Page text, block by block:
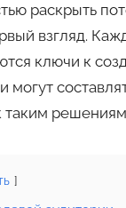
раскрыть
взгляд.
ключи к
могут
таким